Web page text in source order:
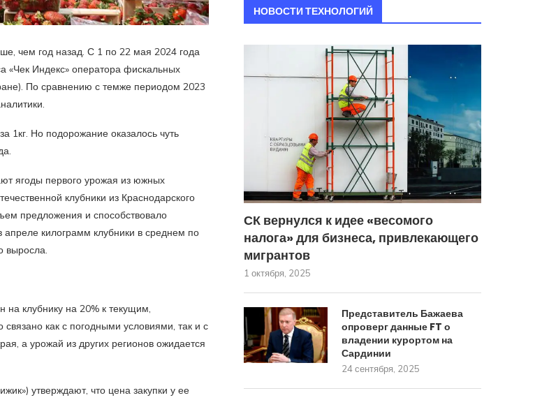
чем год назад. С 1 по 22 мая 2024 года
«Чек Индекс» оператора фискальных
По сравнению с темже периодом 2023
Но подорожание оказалось чуть
ягоды первого урожая из южных
клубники из Краснодарского
предложения и способствовало
килограмм клубники в среднем по
выросла.
клубнику на 20% к текущим,
как с погодными условиями, так и с
а урожай из других регионов ожидается
утверждают, что цена закупки у ее
НОВОСТИ ТЕХНОЛОГИЙ
СК вернулся к идее «весомого
налога» для бизнеса, привлекающего
мигрантов
1 октября, 2025
Представитель Бажаева
опроверг данные FT о
владении курортом на
Сардинии
24 сентября, 2025